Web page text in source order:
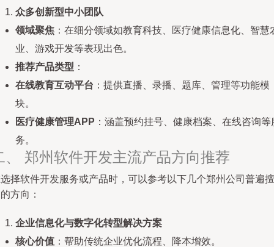
众多创新型中小团队
领域聚焦 ：在细分领域如教育科技、医疗健康信息化、智慧
业、游戏开发等表现出色。
推荐产品类型 ：
在线教育互动平台 ：提供直播、录播、题库、管理等功能模
块。
医疗健康管理APP ：涵盖预约挂号、健康档案、在线咨询等
务。
、 郑州软件开发主流产品方向推荐
择软件开发服务或产品时，可以参考以下几个郑州公司普遍擅
方向：
企业信息化与数字化转型解决方案
核心价值 ：帮助传统企业优化流程、降本增效。